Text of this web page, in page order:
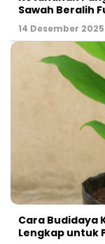
Sawah Beralih
14 Desember 2025
Cara Budidaya
Lengkap untuk